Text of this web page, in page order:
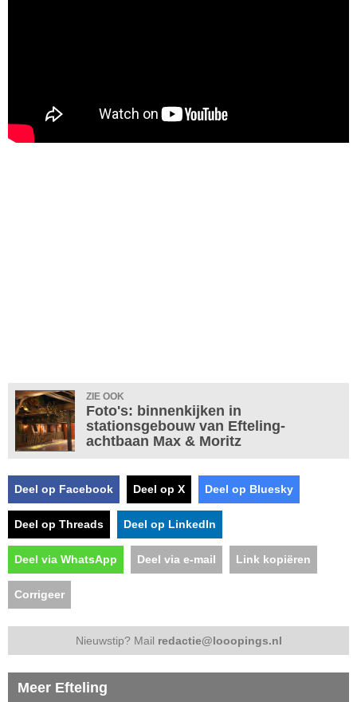
ZIE OOK
Foto's: binnenkijken in
stationsgebouw van Efteling-
achtbaan Max & Moritz
Deel op Facebook Deel op X Deel op Bluesky
Deel op Threads Deel op LinkedIn
Deel via WhatsApp Deel via e-mail Link kopiëren
Corrigeer
Nieuwstip? Mail redactie@looopings.nl
Meer Efteling